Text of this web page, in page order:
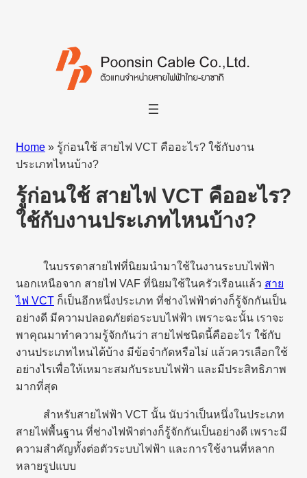
Home » รู้ก่อนใช้ สายไฟ VCT คืออะไร? ใช้กับงาน
ประเภทไหนบ้าง?
รู้ก่อนใช้ สายไฟ VCT คืออะไร?
ใช้กับงานประเภทไหนบ้าง?
ในบรรดาสายไฟที่นิยมนำมาใช้ในงานระบบไฟฟ้า
นอกเหนือจาก สายไฟ VAF ที่นิยมใช้ในครัวเรือนแล้ว สาย
ไฟ VCT ก็เป็นอีกหนึ่งประเภท ที่ช่างไฟฟ้าต่างก็รู้จักกันเป็น
อย่างดี มีความปลอดภัยต่อระบบไฟฟ้า เพราะฉะนั้น เราจะ
พาคุณมาทำความรู้จักกันว่า สายไฟชนิดนี้คืออะไร ใช้กับ
งานประเภทไหนได้บ้าง มีข้อจำกัดหรือไม่ แล้วควรเลือกใช้
อย่างไรเพื่อให้เหมาะสมกับระบบไฟฟ้า และมีประสิทธิภาพ
มากที่สุด
สำหรับสายไฟฟ้า VCT นั้น นับว่าเป็นหนึ่งในประเภท
สายไฟพื้นฐาน ที่ช่างไฟฟ้าต่างก็รู้จักกันเป็นอย่างดี เพราะมี
ความสำคัญทั้งต่อตัวระบบไฟฟ้า และการใช้งานที่หลาก
หลายรูปแบบ